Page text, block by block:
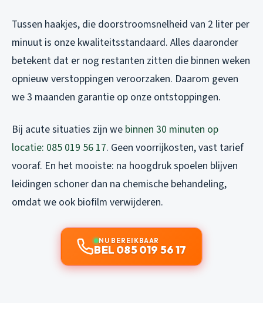
Tussen haakjes, die doorstroomsnelheid van 2 liter per
minuut is onze kwaliteitsstandaard. Alles daaronder
betekent dat er nog restanten zitten die binnen weken
opnieuw verstoppingen veroorzaken. Daarom geven
we 3 maanden garantie op onze ontstoppingen.
Bij acute situaties zijn we binnen 30 minuten op
locatie: 085 019 56 17. Geen voorrijkosten, vast tarief
vooraf. En het mooiste: na hoogdruk spoelen blijven
leidingen schoner dan na chemische behandeling,
omdat we ook biofilm verwijderen.
NU BEREIKBAAR
BEL 085 019 56 17